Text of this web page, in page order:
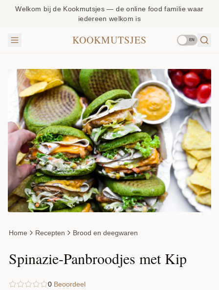
Welkom bij de Kookmutsjes — de online food familie waar
iedereen welkom is
KOOKMUTSJES EN
Home Recepten Brood en deegwaren
Spinazie-Panbroodjes met Kip
0 Beoordeel